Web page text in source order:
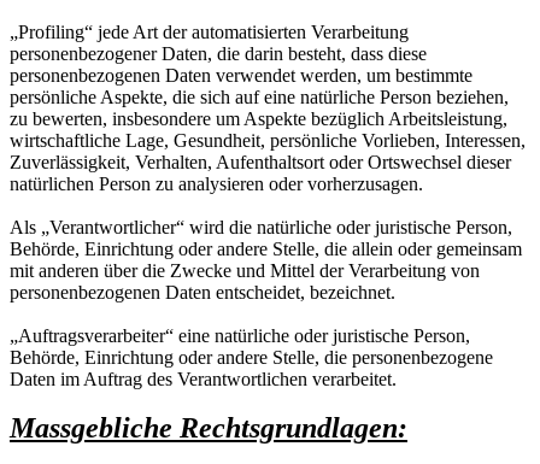
„Profiling“ jede Art der automatisierten Verarbeitung
personenbezogener Daten, die darin besteht, dass diese
personenbezogenen Daten verwendet werden, um bestimmte
persönliche Aspekte, die sich auf eine natürliche Person beziehen,
zu bewerten, insbesondere um Aspekte bezüglich Arbeitsleistung,
wirtschaftliche Lage, Gesundheit, persönliche Vorlieben, Interessen,
Zuverlässigkeit, Verhalten, Aufenthaltsort oder Ortswechsel dieser
natürlichen Person zu analysieren oder vorherzusagen.
Als „Verantwortlicher“ wird die natürliche oder juristische Person,
Behörde, Einrichtung oder andere Stelle, die allein oder gemeinsam
mit anderen über die Zwecke und Mittel der Verarbeitung von
personenbezogenen Daten entscheidet, bezeichnet.
„Auftragsverarbeiter“ eine natürliche oder juristische Person,
Behörde, Einrichtung oder andere Stelle, die personenbezogene
Daten im Auftrag des Verantwortlichen verarbeitet.
Massgebliche Rechtsgrundlagen: